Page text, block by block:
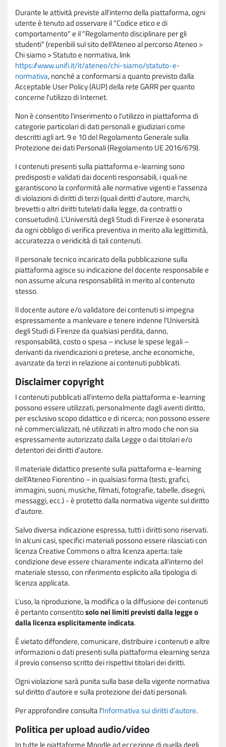
Durante le attività previste all'interno della piattaforma, ogni
utente è tenuto ad osservare il "Codice etico e di
comportamento" e il "Regolamento disciplinare per gli
studenti" (reperibili sul sito dell'Ateneo al percorso Ateneo >
Chi siamo > Statuto e normativa, link
https://www.unifi.it/it/ateneo/chi-siamo/statuto-e-
normativa, nonché a conformarsi a quanto previsto dalla
Acceptable User Policy (AUP) della rete GARR per quanto
concerne l'utilizzo di Internet.
Non è consentito l'inserimento o l'utilizzo in piattaforma di
categorie particolari di dati personali e giudiziari come
descritti agli art. 9 e 10 del Regolamento Generale sulla
Protezione dei dati Personali (Regolamento UE 2016/679).
I contenuti presenti sulla piattaforma e-learning sono
predisposti e validati dai docenti responsabili, i quali ne
garantiscono la conformità alle normative vigenti e l'assenza
di violazioni di diritti di terzi (quali diritti d'autore, marchi,
brevetti o altri diritti tutelati dalla legge, da contratti o
consuetudini). L'Università degli Studi di Firenze è esonerata
da ogni obbligo di verifica preventiva in merito alla legittimità,
accuratezza o veridicità di tali contenuti.
Il personale tecnico incaricato della pubblicazione sulla
piattaforma agisce su indicazione del docente responsabile e
non assume alcuna responsabilità in merito al contenuto
stesso.
Il docente autore e/o validatore dei contenuti si impegna
espressamente a manlevare e tenere indenne l'Università
degli Studi di Firenze da qualsiasi perdita, danno,
responsabilità, costo o spesa – incluse le spese legali –
derivanti da rivendicazioni o pretese, anche economiche,
avanzate da terzi in relazione ai contenuti pubblicati.
Disclaimer copyright
I contenuti pubblicati all'interno della piattaforma e-learning
possono essere utilizzati, personalmente dagli aventi diritto,
per esclusivo scopo didattico e di ricerca; non possono essere
né commercializzati, né utilizzati in altro modo che non sia
espressamente autorizzato dalla Legge o dai titolari e/o
detentori dei diritti d'autore.
Il materiale didattico presente sulla piattaforma e-learning
dell'Ateneo Fiorentino – in qualsiasi forma (testi, grafici,
immagini, suoni, musiche, filmati, fotografie, tabelle, disegni,
messaggi, ecc.) - è protetto dalla normativa vigente sul diritto
d'autore.
Salvo diversa indicazione espressa, tutti i diritti sono riservati.
In alcuni casi, specifici materiali possono essere rilasciati con
licenza Creative Commons o altra licenza aperta: tale
condizione deve essere chiaramente indicata all'interno del
materiale stesso, con riferimento esplicito alla tipologia di
licenza applicata.
L'uso, la riproduzione, la modifica o la diffusione dei contenuti
è pertanto consentitosolo nei limiti previsti dalla legge o
dalla licenza esplicitamente indicata.
È vietato diffondere, comunicare, distribuire i contenuti e altre
informazioni o dati presenti sulla piattaforma elearning senza
il previo consenso scritto dei rispettivi titolari dei diritti.
Ogni violazione sarà punita sulla base della vigente normativa
sul diritto d'autore e sulla protezione dei dati personali.
Per approfondire consulta l'Informativa sui diritti d'autore.
Politica per upload audio/video
In tutte le piattaforme Moodle ad eccezione di quella degli